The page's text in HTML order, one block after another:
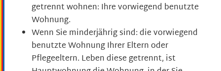
getrennt wohnen: Ihre vorwiegend benutzte
Wohnung.
Wenn Sie minderjährig sind: die vorwiegend
benutzte Wohnung Ihrer Eltern oder
Pflegeeltern. Leben diese getrennt, ist